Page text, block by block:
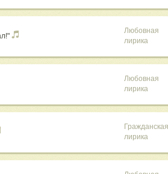
Любовная
лирика
Любовная
лирика
Гражданская
лирика